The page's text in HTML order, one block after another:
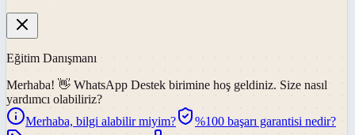
Eğitim Danışmanı
Merhaba! 👋 WhatsApp Destek birimine hoş geldiniz. Size nasıl
yardımcı olabiliriz?
Merhaba, bilgi alabilir miyim?
%100 başarı garantisi nedir?